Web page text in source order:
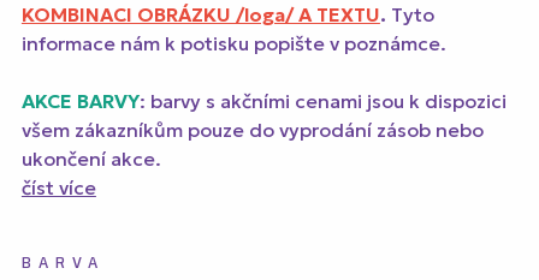
KOMBINACI OBRÁZKU /loga/ A TEXTU. Tyto
informace nám k potisku popište v poznámce.
AKCE BARVY: barvy s akčními cenami jsou k dispozici
všem zákazníkům pouze do vyprodání zásob nebo
ukončení akce.
číst více
BARVA